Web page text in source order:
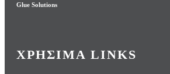
Glue Solutions
ΧΡΗΣΙΜΑ LINKS